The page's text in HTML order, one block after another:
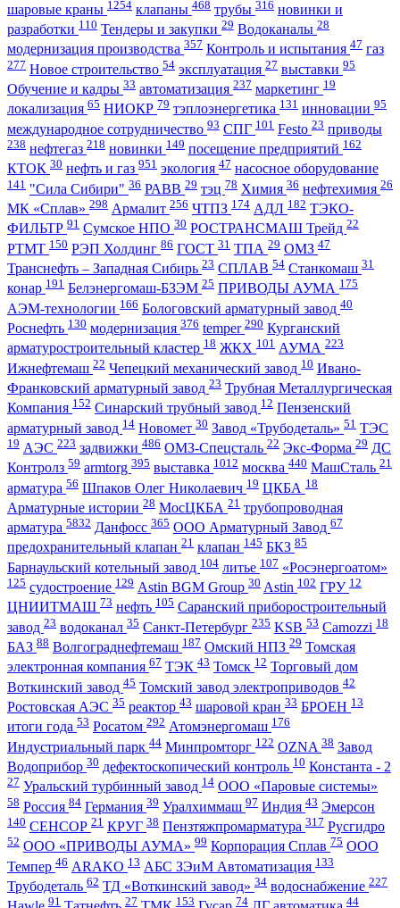
шаровые краны 1254 клапаны 468 трубы 316 новинки и
разработки 110 Тендеры и закупки 29 Водоканалы 28
модернизация производства 357 Контроль и испытания 47 газ
277 Новое строительство 54 эксплуатация 27 выставки 95
Обучение и кадры 33 автоматизация 237 маркетинг 19
локализация 65 НИОКР 79 тэплоэнергетика 131 инновации 95
международное сотрудничество 93 СПГ 101 Festo 23 приводы
238 нефтегаз 218 новинки 149 посещение предприятий 162
КТОК 30 нефть и газ 951 экология 47 насосное оборудование
141 "Сила Сибири" 36 РАВВ 29 тэц 78 Химия 36 нефтехимия 26
МК «Сплав» 298 Армалит 256 ЧТПЗ 174 АДЛ 182 ТЭКО-
ФИЛЬТР 91 Сумское НПО 30 РОСТРАНСМАШ Трейд 22
РТМТ 150 РЭП Холдинг 86 ГОСТ 31 ТПА 29 ОМЗ 47
Транснефть – Западная Сибирь 23 СПЛАВ 54 Станкомаш 31
конар 191 Белэнергомаш-БЗЭМ 25 ПРИВОДЫ АУМА 175
АЭМ-технологии 166 Бологовский арматурный завод 40
Роснефть 130 модернизация 376 temper 290 Курганский
арматуростроительный кластер 18 ЖКХ 101 АУМА 223
Ижнефтемаш 22 Чепецкий механический завод 10 Ивано-
Франковский арматурный завод 23 Трубная Металлургическая
Компания 152 Синарский трубный завод 12 Пензенский
арматурный завод 14 Новомет 30 Завод «Трубодеталь» 51 ТЭС
19 АЭС 223 задвижки 486 ОМЗ-Спецсталь 22 Экс-Форма 29 ДС
Контролз 59 armtorg 395 выставка 1012 москва 440 МашСталь 21
арматура 56 Шпаков Олег Николаевич 19 ЦКБА 18
Арматурные истории 28 МосЦКБА 21 трубопроводная
арматура 5832 Данфосс 365 ООО Арматурный Завод 67
предохранительный клапан 21 клапан 145 БКЗ 85
Барнаульский котельный завод 104 литье 107 «Росэнергоатом»
125 судостроение 129 Astin BGM Group 30 Astin 102 ГРУ 12
ЦНИИТМАШ 73 нефть 105 Саранский приборостроительный
завод 23 водоканал 35 Санкт-Петербург 235 KSB 53 Camozzi 18
БАЗ 88 Волгограднефтемаш 187 Омский НПЗ 29 Томская
электронная компания 67 ТЭК 43 Томск 12 Торговый дом
Воткинский завод 45 Томский завод электроприводов 42
Ростовская АЭС 35 реактор 43 шаровой кран 33 БРОЕН 13
итоги года 53 Росатом 292 Атомэнергомаш 176
Индустриальный парк 44 Минпромторг 122 OZNA 38 Завод
Водоприбор 30 дефектоскопический контроль 10 Константа - 2
27 Уральский турбинный завод 14 ООО «Паровые системы»
58 Россия 84 Германия 39 Уралхиммаш 97 Индия 43 Эмерсон
140 СЕНСОР 21 КРУГ 38 Пензтяжпромарматура 317 Русгидро
52 ООО «ПРИВОДЫ АУМА» 99 Корпорация Сплав 75 ООО
Темпер 46 ARAKO 13 АБС ЗЭиМ Автоматизация 133
Трубодеталь 62 ТД «Воткинский завод» 34 водоснабжение 227
91 27 153 74 44